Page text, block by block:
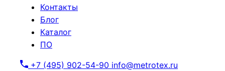
Контакты
Блог
Каталог
ПО
+7 (495) 902-54-90 info@metrotex.ru